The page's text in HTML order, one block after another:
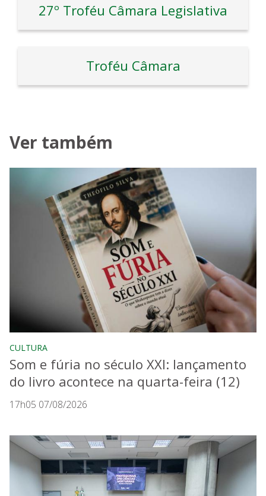
27º Troféu Câmara Legislativa
Troféu Câmara
Ver também
CULTURA
Som e fúria no século XXI: lançamento
do livro acontece na quarta-feira (12)
17h05 07/08/2026